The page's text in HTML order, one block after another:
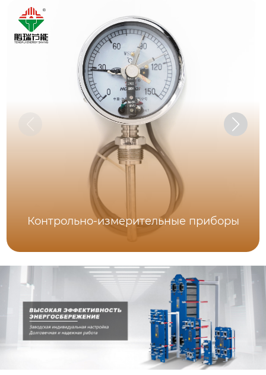
Контрольно-измерительные приборы